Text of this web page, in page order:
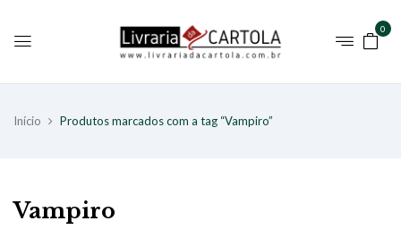
0
Início Produtos marcados com a tag “Vampiro”
Vampiro